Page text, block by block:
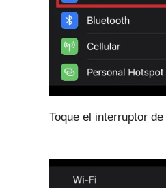
Toque el interruptor